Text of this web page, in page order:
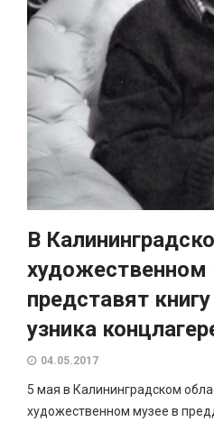
В
художественном
представят
узника
04.05.2017
5 мая в Калининградском
художественном музее в